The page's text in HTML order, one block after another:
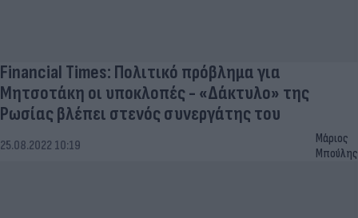
Financial Times: Πολιτικό πρόβλημα για
Μητσοτάκη οι υποκλοπές - «Δάκτυλο» της
Ρωσίας βλέπει στενός συνεργάτης του
25.08.2022 10:19
Μάριος
Μπούλης